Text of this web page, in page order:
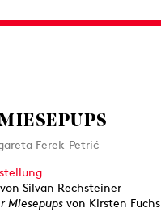
Ferek-Petrić
Silvan Rechsteiner
Miesepups von Kirsten Fuchs